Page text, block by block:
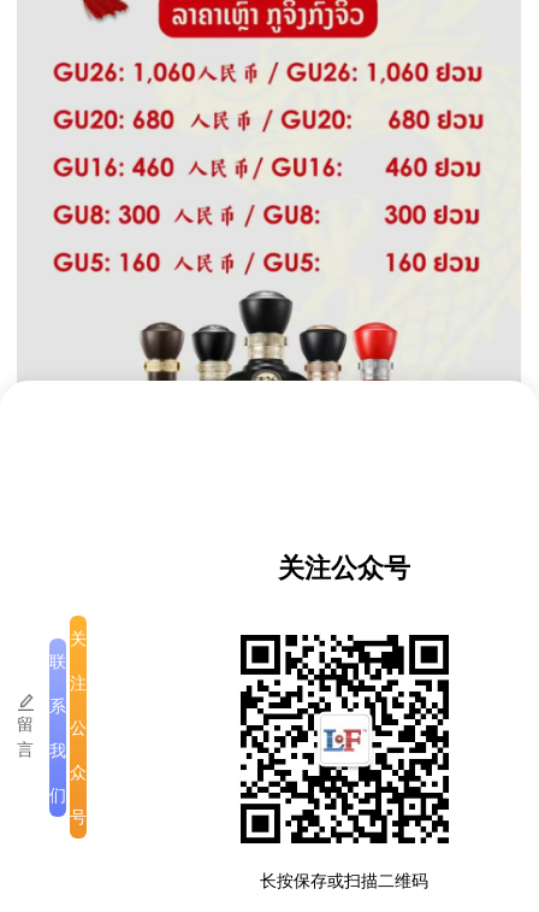
经招商热线：
+8562099906966 （许先生）
+8562076149606 （娜娜）
+8562094220004 （金荣）
留
言
联
系
我
们
关
注
公
众
号
关注公众号
长按保存或扫描二维码
公司介绍 | 注意事项